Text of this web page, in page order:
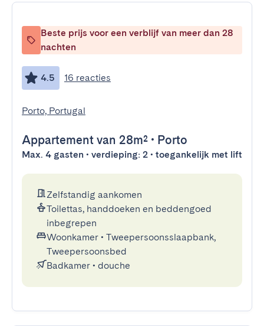
Beste prijs voor een verblijf van meer dan 28
nachten
4.5 16 reacties
Porto, Portugal
Appartement van 28m² • Porto
Max. 4 gasten • verdieping: 2 • toegankelijk met lift
Zelfstandig aankomen
Toilettas, handdoeken en beddengoed
inbegrepen
Woonkamer • Tweepersoonsslaapbank,
Tweepersoonsbed
Badkamer • douche